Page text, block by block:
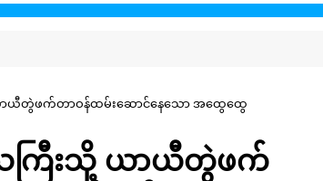
ာယီတွဲဖက်တာဝန်ထမ်းဆောင်နေသော အထွေထွေ
သကြီးသို့ ယာယီတွဲဖက်